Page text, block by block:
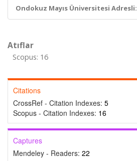
Ondokuz Mayıs Üniversitesi Adresli:
Atıflar
Scopus: 16
Citations
CrossRef - Citation Indexes: 5
Scopus - Citation Indexes: 16
Captures
Mendeley - Readers: 22